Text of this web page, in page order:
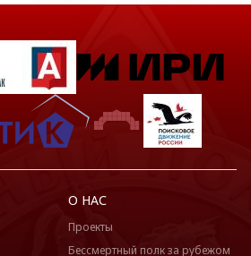
О НАС
Проекты
Бессмертный полк за рубежом